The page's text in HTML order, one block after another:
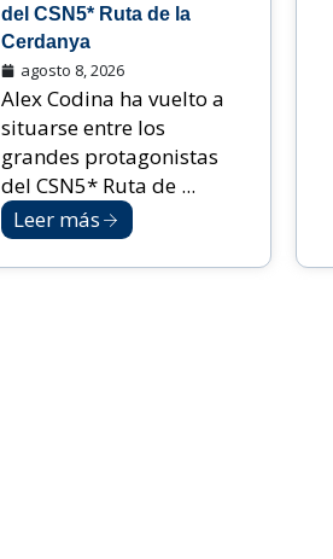
del CSN5* Ruta de la
Cerdanya
agosto 8, 2026
Alex Codina ha vuelto a
situarse entre los
grandes protagonistas
del CSN5* Ruta de ...
Leer más